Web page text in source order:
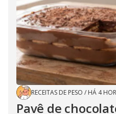
RECEITAS DE PESO / HÁ 4
Pavê de